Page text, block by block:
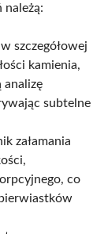
należą:
szczegółowej
kamienia,
subtelne
załamania
co